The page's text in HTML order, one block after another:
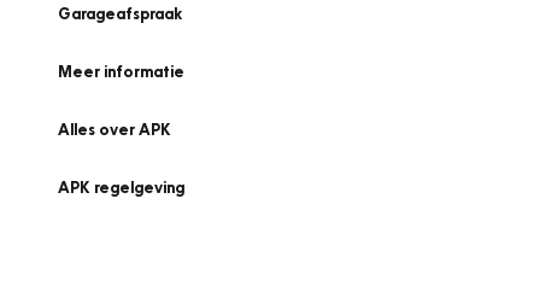
Garageafspraak
Meer informatie
Alles over APK
APK regelgeving